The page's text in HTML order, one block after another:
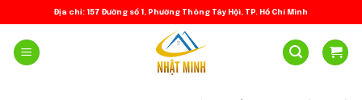
to
content
Địa chỉ: 157 Đường số 1, Phường Thông Tây Hội, TP. Hồ Chí Minh